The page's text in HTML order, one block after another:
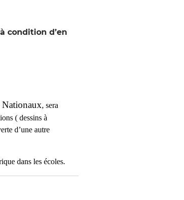
condition d’en
Nationaux, sera
( dessins à
d’une autre
dans les écoles.